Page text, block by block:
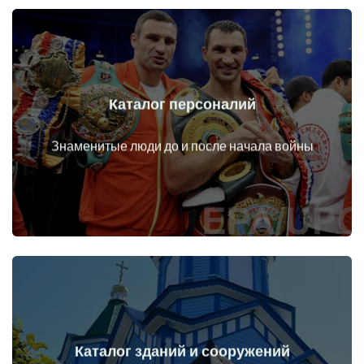
Каталог персоналий
Знаменитые люди до и после начала войны
Личности до и после начала войны
Перейти
Каталог зданий и сооружений
Перейти